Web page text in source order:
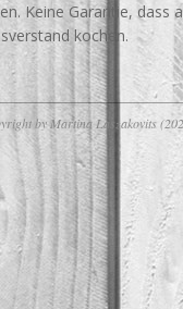
Keine Garantie, dass
kochen.
by Martina Laszakovits